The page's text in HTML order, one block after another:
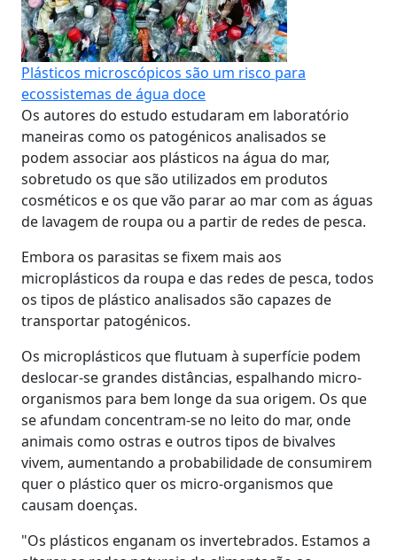
Plásticos microscópicos são um risco para
ecossistemas de água doce
Os autores do estudo estudaram em laboratório
maneiras como os patogénicos analisados se
podem associar aos plásticos na água do mar,
sobretudo os que são utilizados em produtos
cosméticos e os que vão parar ao mar com as águas
de lavagem de roupa ou a partir de redes de pesca.
Embora os parasitas se fixem mais aos
microplásticos da roupa e das redes de pesca, todos
os tipos de plástico analisados são capazes de
transportar patogénicos.
Os microplásticos que flutuam à superfície podem
deslocar-se grandes distâncias, espalhando micro-
organismos para bem longe da sua origem. Os que
se afundam concentram-se no leito do mar, onde
animais como ostras e outros tipos de bivalves
vivem, aumentando a probabilidade de consumirem
quer o plástico quer os micro-organismos que
causam doenças.
"Os plásticos enganam os invertebrados. Estamos a